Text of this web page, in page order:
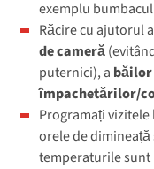
exemplu
Răcire cu ajutorul
de cameră
puternici), a
împachetărilor/
Programați
orele de dimineață
temperaturile sunt